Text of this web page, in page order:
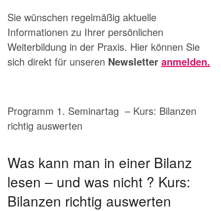
Sie wünschen regelmäßig aktuelle
Informationen zu Ihrer persönlichen
Weiterbildung in der Praxis. Hier können Sie
sich direkt für unseren Newsletter anmelden.
Programm 1. Seminartag – Kurs: Bilanzen
richtig auswerten
Was kann man in einer Bilanz
lesen – und was nicht ? Kurs:
Bilanzen richtig auswerten